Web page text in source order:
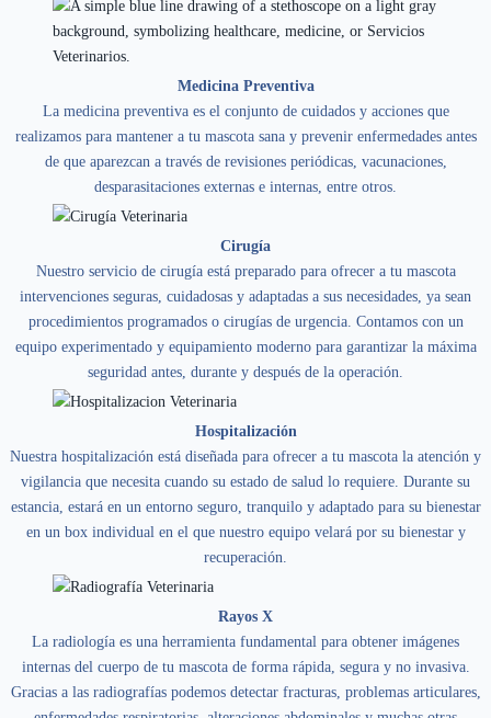
Medicina Preventiva
La medicina preventiva es el conjunto de cuidados y acciones que
realizamos para mantener a tu mascota sana y prevenir enfermedades antes
de que aparezcan a través de revisiones periódicas, vacunaciones,
desparasitaciones externas e internas, entre otros.
Cirugía
Nuestro servicio de cirugía está preparado para ofrecer a tu mascota
intervenciones seguras, cuidadosas y adaptadas a sus necesidades, ya sean
procedimientos programados o cirugías de urgencia. Contamos con un
equipo experimentado y equipamiento moderno para garantizar la máxima
seguridad antes, durante y después de la operación.
Hospitalización
Nuestra hospitalización está diseñada para ofrecer a tu mascota la atención y
vigilancia que necesita cuando su estado de salud lo requiere. Durante su
estancia, estará en un entorno seguro, tranquilo y adaptado para su bienestar
en un box individual en el que nuestro equipo velará por su bienestar y
recuperación.
Rayos X
La radiología es una herramienta fundamental para obtener imágenes
internas del cuerpo de tu mascota de forma rápida, segura y no invasiva.
Gracias a las radiografías podemos detectar fracturas, problemas articulares,